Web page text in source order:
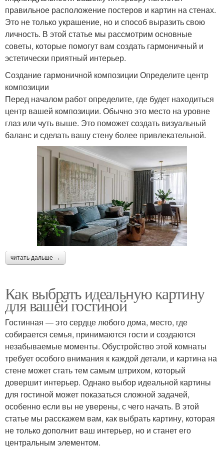
правильное расположение постеров и картин на стенах.
Это не только украшение, но и способ выразить свою
личность. В этой статье мы рассмотрим основные
советы, которые помогут вам создать гармоничный и
эстетически приятный интерьер.
Создание гармоничной композиции Определите центр
композиции
Перед началом работ определите, где будет находиться
центр вашей композиции. Обычно это место на уровне
глаз или чуть выше. Это поможет создать визуальный
баланс и сделать вашу стену более привлекательной.
читать дальше →
Как выбрать идеальную картину
для вашей гостиной
Гостинная — это сердце любого дома, место, где
собирается семья, принимаются гости и создаются
незабываемые моменты. Обустройство этой комнаты
требует особого внимания к каждой детали, и картина на
стене может стать тем самым штрихом, который
довершит интерьер. Однако выбор идеальной картины
для гостиной может показаться сложной задачей,
особенно если вы не уверены, с чего начать. В этой
статье мы расскажем вам, как выбрать картину, которая
не только дополнит ваш интерьер, но и станет его
центральным элементом.